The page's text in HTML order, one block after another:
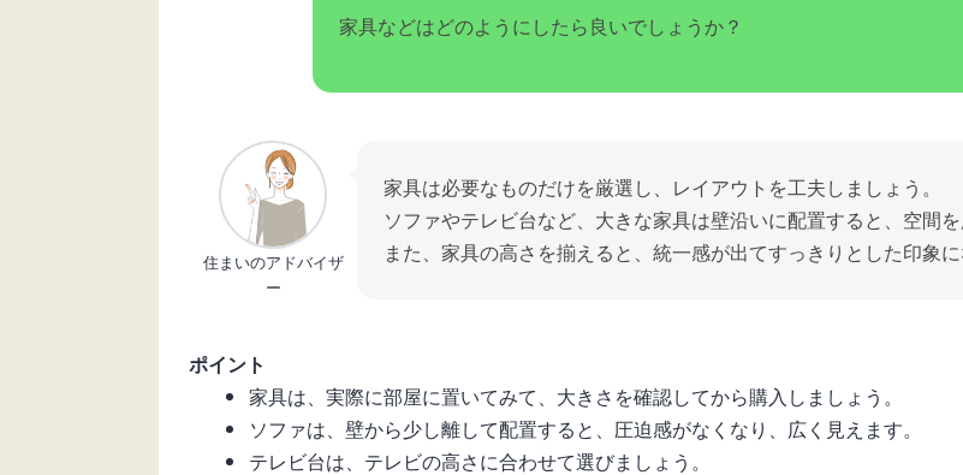
家具などはどのようにしたら良いでしょうか？
住まいのアドバイザ
ー
家具は必要なものだけを厳選し、レイアウトを工夫しましょう。
ソファやテレビ台など、大きな家具は壁沿いに配置すると、空間を
また、家具の高さを揃えると、統一感が出てすっきりとした印象に
ポイント
家具は、実際に部屋に置いてみて、大きさを確認してから購入しましょう。
ソファは、壁から少し離して配置すると、圧迫感がなくなり、広く見えます。
テレビ台は、テレビの高さに合わせて選びましょう。